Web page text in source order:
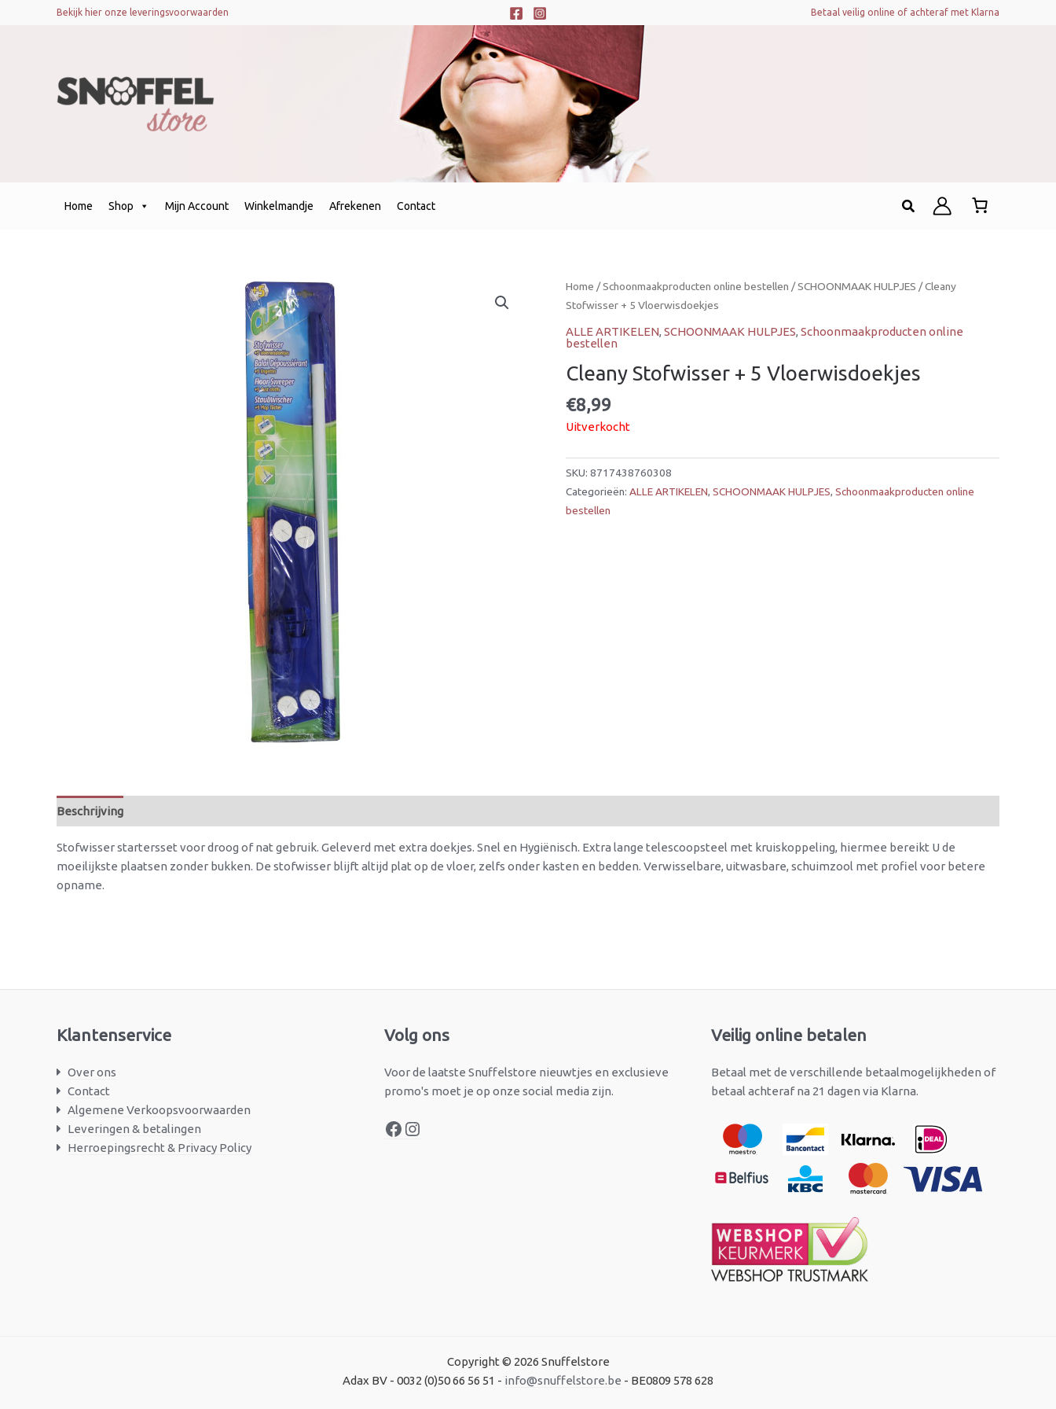
Bekijk hier onze leveringsvoorwaarden Betaal veilig online of achteraf met Klarna
Home Shop Mijn Account Winkelmandje Afrekenen Contact Zoeken
Home /Schoonmaakproducten online bestellen /SCHOONMAAK HULPJES / Cleany
Stofwisser + 5 Vloerwisdoekjes
ALLE ARTIKELEN, SCHOONMAAK HULPJES, Schoonmaakproducten online
bestellen
Cleany Stofwisser + 5 Vloerwisdoekjes
€8,99
Uitverkocht
SKU: 8717438760308
Categorieën: ALLE ARTIKELEN, SCHOONMAAK HULPJES, Schoonmaakproducten online
bestellen
Beschrijving
Stofwisser startersset voor droog of nat gebruik. Geleverd met extra doekjes. Snel en Hygiënisch. Extra lange telescoopsteel met kruiskoppeling, hiermee bereikt U de
moeilijkste plaatsen zonder bukken. De stofwisser blijft altijd plat op de vloer, zelfs onder kasten en bedden. Verwisselbare, uitwasbare, schuimzool met profiel voor betere
opname.
Klantenservice
Over ons
Contact
Algemene Verkoopsvoorwaarden
Leveringen & betalingen
Herroepingsrecht & Privacy Policy
Volg ons
Voor de laatste Snuffelstore nieuwtjes en exclusieve
promo's moet je op onze social media zijn.
Facebook
Instagram Veilig online betalen
Betaal met de verschillende betaalmogelijkheden of
betaal achteraf na 21 dagen via Klarna.
Copyright © 2026 Snuffelstore
Adax BV - 0032 (0)50 66 56 51 - info@snuffelstore.be - BE0809 578 628